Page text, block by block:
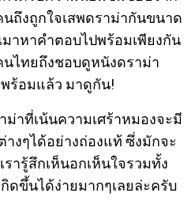
ถึงถูกใจเสพดราม่ากันขนาด
าหาคำตอบไปพร้อมเพียงกัน
นไทยถึงชอบดูหนังดราม่า
ร้อมแล้ว มาดูกัน!
าที่เน้นความเศร้าหมองจะมี
งๆได้อย่างถ่องแท้ ซึ่งมักจะ
ารู้สึกเห็นอกเห็นใจรวมทั้ง
ดขึ้นได้ง่ายมากๆเลยล่ะครับ